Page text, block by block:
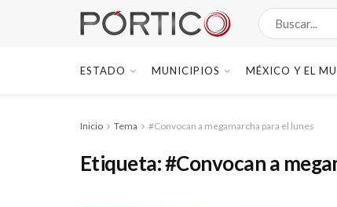
ESTADO MUNICIPIOS MÉXICO Y EL
Inicio Tema #Convocan a megamarcha para el lunes
Etiqueta:#Convocan a